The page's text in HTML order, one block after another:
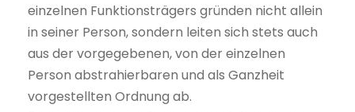
einzelnen Funktionsträgers gründen nicht allein
in seiner Person, sondern leiten sich stets auch
aus der vorgegebenen, von der einzelnen
Person abstrahierbaren und als Ganzheit
vorgestellten Ordnung ab.